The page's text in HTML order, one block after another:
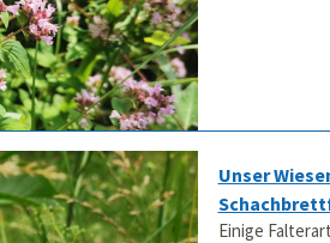
Unser
Einige